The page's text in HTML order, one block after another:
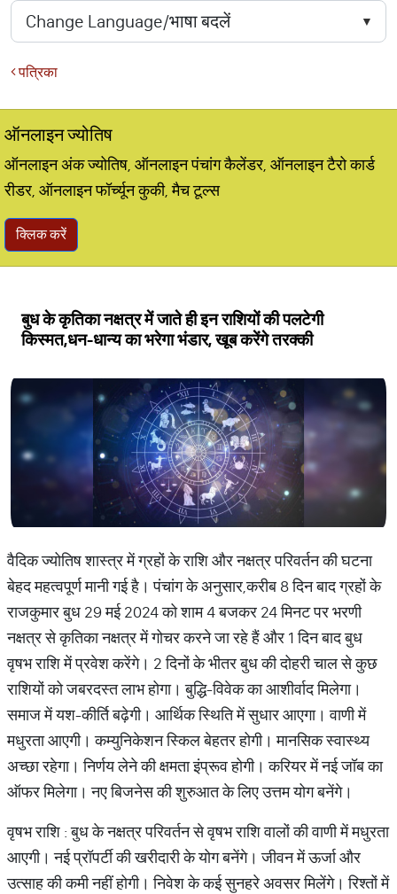
पत्रिका
ऑनलाइन ज्योतिष
ऑनलाइन अंक ज्योतिष, ऑनलाइन पंचांग कैलेंडर, ऑनलाइन टैरो कार्ड
रीडर, ऑनलाइन फॉर्च्यून कुकी, मैच टूल्स
क्लिक करें
बुध के कृतिका नक्षत्र में जाते ही इन राशियों की पलटेगी
किस्मत,धन-धान्य का भरेगा भंडार, खूब करेंगे तरक्की
वैदिक ज्योतिष शास्त्र में ग्रहों के राशि और नक्षत्र परिवर्तन की घटना
बेहद महत्वपूर्ण मानी गई है। पंचांग के अनुसार,करीब 8 दिन बाद ग्रहों के
राजकुमार बुध 29 मई 2024 को शाम 4 बजकर 24 मिनट पर भरणी
नक्षत्र से कृतिका नक्षत्र में गोचर करने जा रहे हैं और 1 दिन बाद बुध
वृषभ राशि में प्रवेश करेंगे। 2 दिनों के भीतर बुध की दोहरी चाल से कुछ
राशियों को जबरदस्त लाभ होगा। बुद्धि-विवेक का आशीर्वाद मिलेगा।
समाज में यश-कीर्ति बढ़ेगी। आर्थिक स्थिति में सुधार आएगा। वाणी में
मधुरता आएगी। कम्युनिकेशन स्किल बेहतर होगी। मानसिक स्वास्थ्य
अच्छा रहेगा। निर्णय लेने की क्षमता इंप्रूव होगी। करियर में नई जॉब का
ऑफर मिलेगा। नए बिजनेस की शुरुआत के लिए उत्तम योग बनेंगे।
वृषभ राशि : बुध के नक्षत्र परिवर्तन से वृषभ राशि वालों की वाणी में मधुरता
आएगी। नई प्रॉपर्टी की खरीदारी के योग बनेंगे। जीवन में ऊर्जा और
उत्साह की कमी नहीं होगी। निवेश के कई सुनहरे अवसर मिलेंगे। रिश्तों में